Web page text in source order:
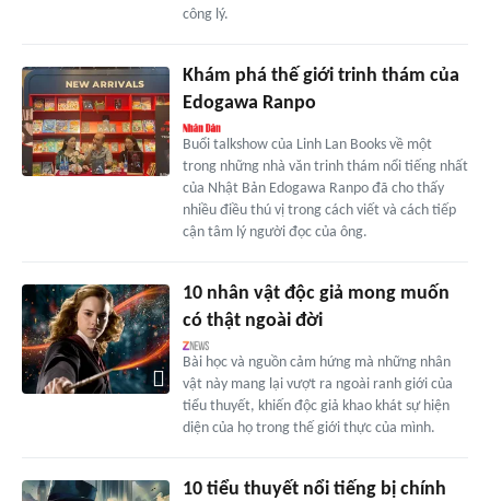
công lý.
Khám phá thế giới trinh thám của
Edogawa Ranpo
Buổi talkshow của Linh Lan Books về một
trong những nhà văn trinh thám nổi tiếng nhất
của Nhật Bản Edogawa Ranpo đã cho thấy
nhiều điều thú vị trong cách viết và cách tiếp
cận tâm lý người đọc của ông.
10 nhân vật độc giả mong muốn
có thật ngoài đời
Bài học và nguồn cảm hứng mà những nhân
vật này mang lại vượt ra ngoài ranh giới của
tiểu thuyết, khiến độc giả khao khát sự hiện
diện của họ trong thế giới thực của mình.
10 tiểu thuyết nổi tiếng bị chính